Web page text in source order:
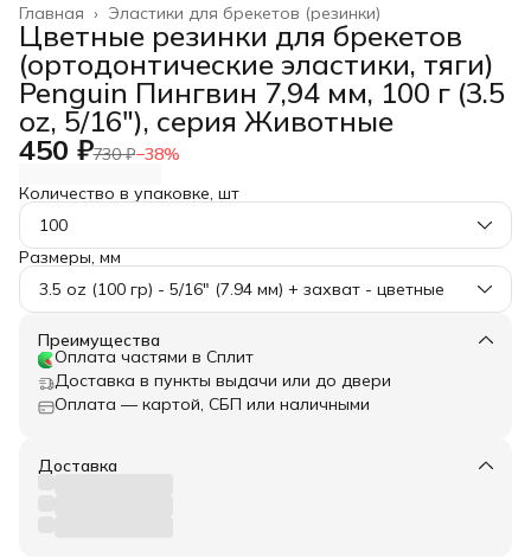
Эластики для брекетов (резинки)
Главная ›
Цветные резинки для брекетов
(ортодонтические эластики, тяги)
Penguin Пингвин 7,94 мм, 100 г (3.5
oz, 5/16"), серия Животные
450 ₽730 ₽−38%
Количество в упаковке, шт
100
Размеры, мм
3.5 oz (100 гр) - 5/16" (7.94 мм) + захват - цветные
Преимущества
Оплата частями в Сплит
Доставка в пункты выдачи или до двери
Оплата — картой, СБП или наличными
Доставка